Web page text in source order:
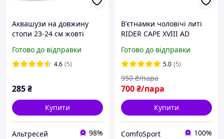
Аквашузи на довжину
стопи 23-24 см жовті
плавання унісекс
Готово до відправки
4.6 (5)
285₴
Купити
Альтресей 98%
В'єтнамки чоловічі литі
RIDER CAPE XVIII AD
Готово до відправки
5.0 (5)
700₴/пара
950 ₴/пара
Купити
ComfoSport 100%